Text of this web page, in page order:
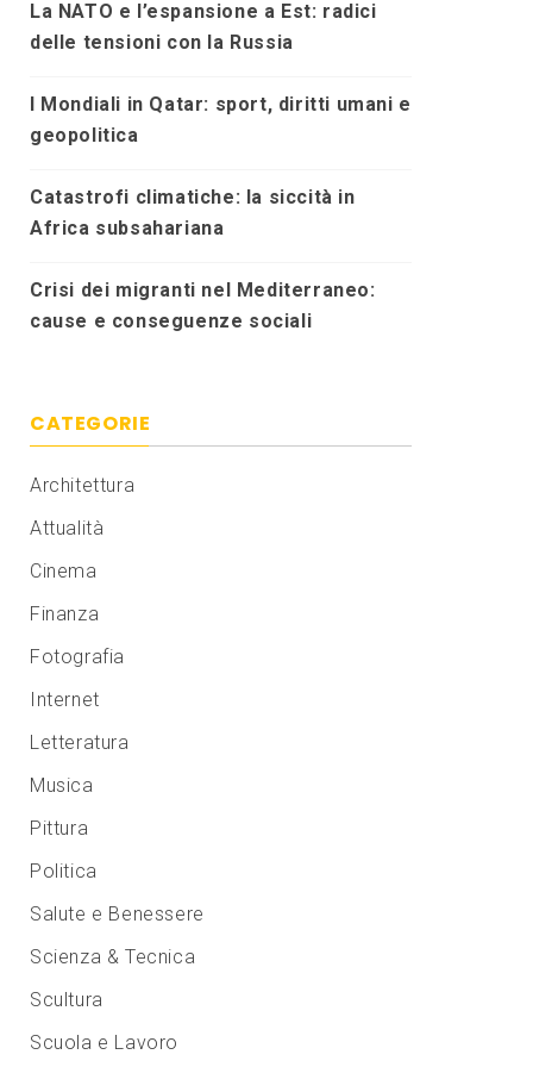
La NATO e l’espansione a Est: radici
delle tensioni con la Russia
I Mondiali in Qatar: sport, diritti umani e
geopolitica
Catastrofi climatiche: la siccità in
Africa subsahariana
Crisi dei migranti nel Mediterraneo:
cause e conseguenze sociali
CATEGORIE
Architettura
Attualità
Cinema
Finanza
Fotografia
Internet
Letteratura
Musica
Pittura
Politica
Salute e Benessere
Scienza & Tecnica
Scultura
Scuola e Lavoro